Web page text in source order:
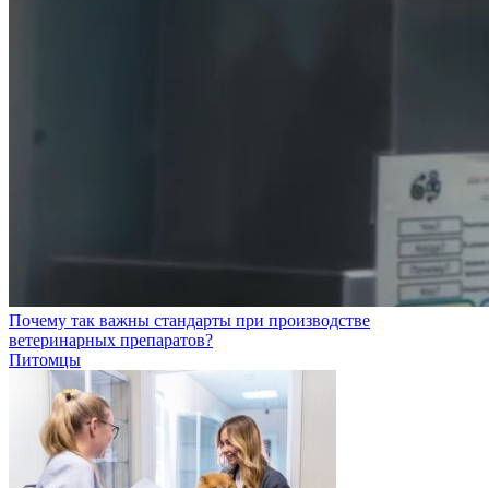
Почему так важны стандарты при производстве
ветеринарных препаратов?
Питомцы